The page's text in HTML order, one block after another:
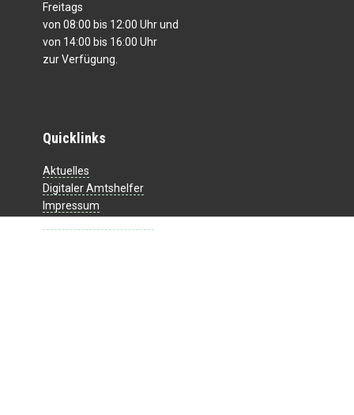
Freitags
von 08:00 bis 12:00 Uhr und
von 14:00 bis 16:00 Uhr
zur Verfügung.
Quicklinks
Aktuelles
Digitaler Amtshelfer
Impressum